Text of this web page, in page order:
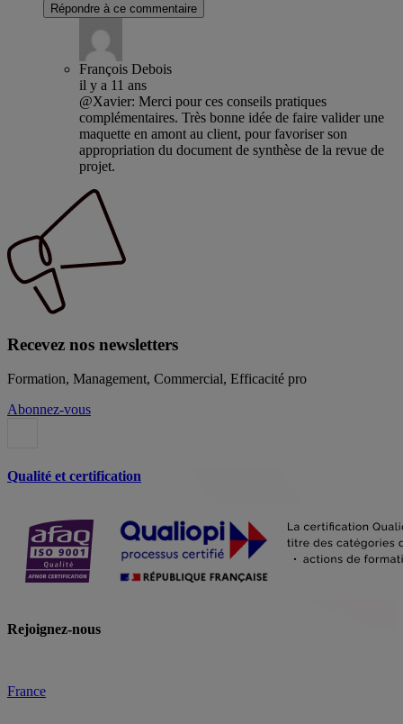
Répondre à ce commentaire
François Debois
il y a 11 ans
@Xavier: Merci pour ces conseils pratiques
complémentaires. Très bonne idée de faire valider une
maquette en amont au client, pour favoriser son
appropriation du document de synthèse de la revue de
projet.
Recevez nos newsletters
Formation, Management, Commercial, Efficacité pro
Abonnez-vous
Qualité et certification
Rejoignez-nous
France